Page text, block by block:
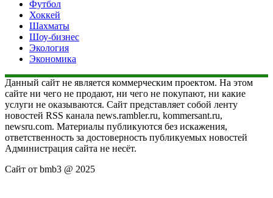
Футбол
Хоккей
Шахматы
Шоу-бизнес
Экология
Экономика
Данный сайт не является коммерческим проектом. На этом
сайте ни чего не продают, ни чего не покупают, ни какие
услуги не оказываются. Сайт представляет собой ленту
новостей RSS канала news.rambler.ru, kommersant.ru,
newsru.com. Материалы публикуются без искажения,
ответственность за достоверность публикуемых новостей
Администрация сайта не несёт.
Сайт от bmb3 @ 2025